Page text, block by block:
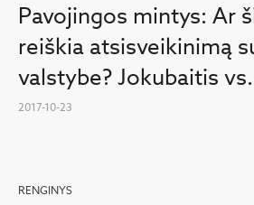
Pavojingos mintys: Ar
reiškia atsisveikinimą
valstybe? Jokubaitis
2017-10-23
RENGINYS